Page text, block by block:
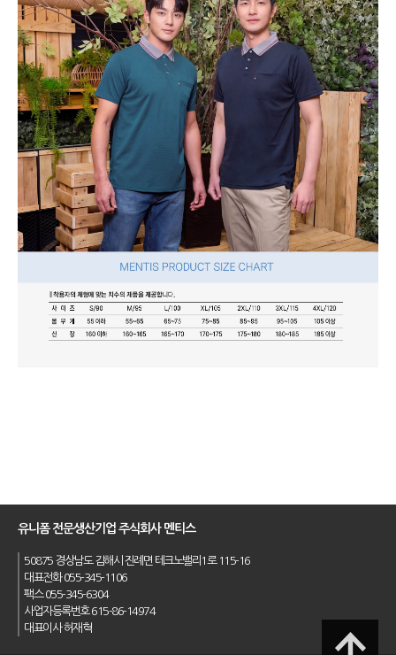
유니폼 전문생산기업 주식회사 멘티스
50875 경상남도 김해시 진례면 테크노밸리1로 115-16
대표전화 055-345-1106
팩스 055-345-6304
사업자등록번호 615-86-14974
대표이사 허재혁